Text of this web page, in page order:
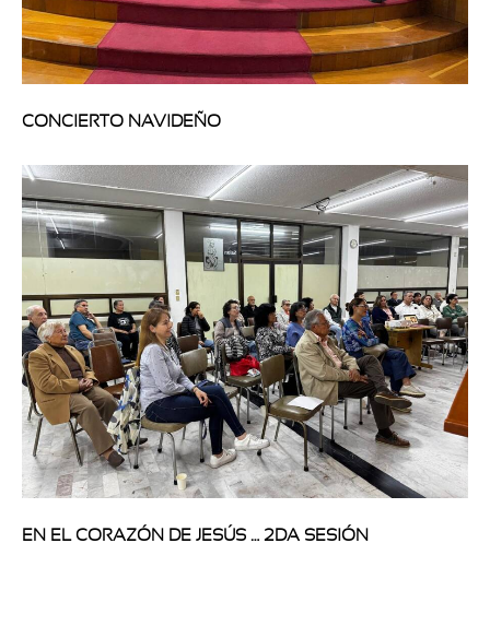
CONCIERTO NAVIDEÑO
EN EL CORAZÓN DE JESÚS … 2DA SESIÓN